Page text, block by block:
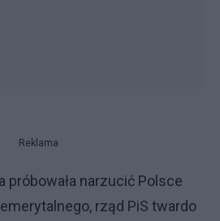
Reklama
próbowała narzucić Polsce
rząd PiS twardo